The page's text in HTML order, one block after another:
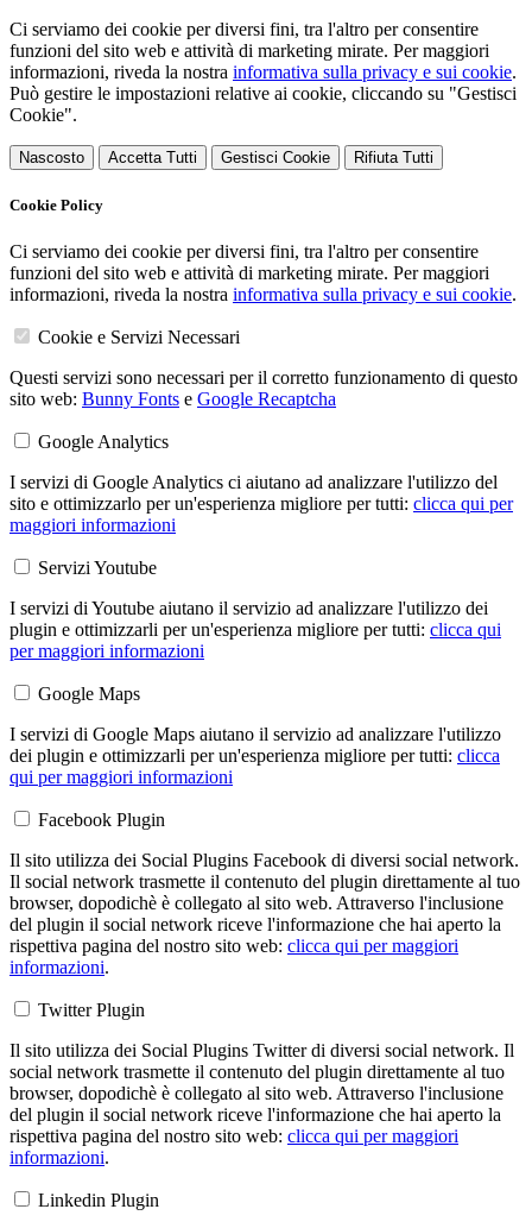
Ci serviamo dei cookie per diversi fini, tra l'altro per consentire
funzioni del sito web e attività di marketing mirate. Per maggiori
informazioni, riveda la nostra informativa sulla privacy e sui cookie.
Può gestire le impostazioni relative ai cookie, cliccando su "Gestisci
Cookie".
Nascosto Accetta Tutti Gestisci Cookie Rifiuta Tutti
Cookie Policy
Ci serviamo dei cookie per diversi fini, tra l'altro per consentire
funzioni del sito web e attività di marketing mirate. Per maggiori
informazioni, riveda la nostra informativa sulla privacy e sui cookie.
Cookie e Servizi Necessari
Questi servizi sono necessari per il corretto funzionamento di questo
sito web: Bunny Fonts e Google Recaptcha
Google Analytics
I servizi di Google Analytics ci aiutano ad analizzare l'utilizzo del
sito e ottimizzarlo per un'esperienza migliore per tutti: clicca qui per
maggiori informazioni
Servizi Youtube
I servizi di Youtube aiutano il servizio ad analizzare l'utilizzo dei
plugin e ottimizzarli per un'esperienza migliore per tutti: clicca qui
per maggiori informazioni
Google Maps
I servizi di Google Maps aiutano il servizio ad analizzare l'utilizzo
dei plugin e ottimizzarli per un'esperienza migliore per tutti: clicca
qui per maggiori informazioni
Facebook Plugin
Il sito utilizza dei Social Plugins Facebook di diversi social network.
Il social network trasmette il contenuto del plugin direttamente al tuo
browser, dopodichè è collegato al sito web. Attraverso l'inclusione
del plugin il social network riceve l'informazione che hai aperto la
rispettiva pagina del nostro sito web: clicca qui per maggiori
informazioni.
Twitter Plugin
Il sito utilizza dei Social Plugins Twitter di diversi social network. Il
social network trasmette il contenuto del plugin direttamente al tuo
browser, dopodichè è collegato al sito web. Attraverso l'inclusione
del plugin il social network riceve l'informazione che hai aperto la
rispettiva pagina del nostro sito web: clicca qui per maggiori
informazioni.
Linkedin Plugin